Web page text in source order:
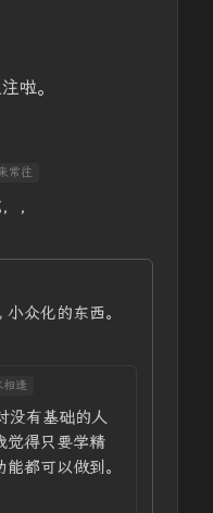
啦。
常往
，
小众化的东西。
相逢
没有基础的人
觉得只要学精
都可以做到。